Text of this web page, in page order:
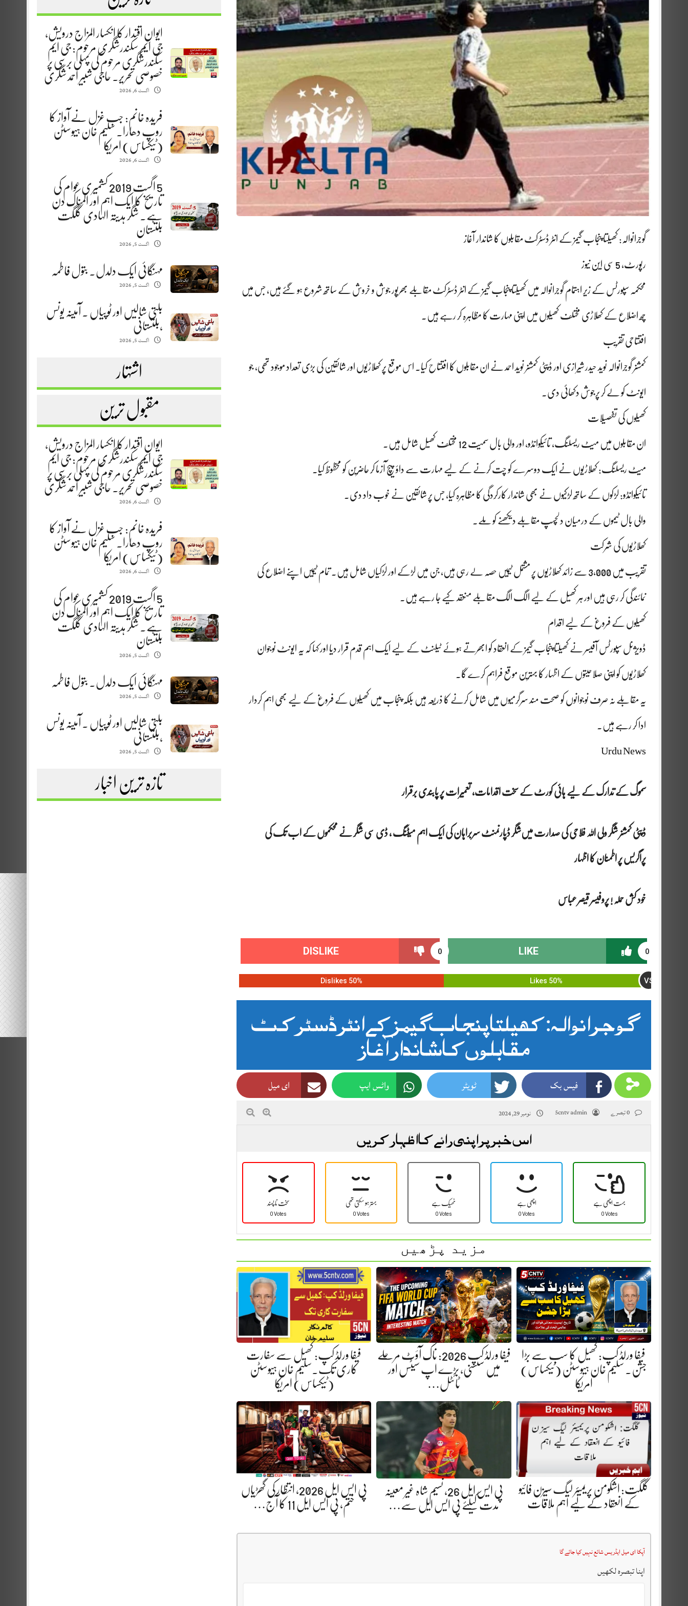
ایوانِ اقتدار کا انکسار المزاج درویش،
جی ایم سکندرشگری مرحوم: جی ایم
سکندرشگری مرحوم کی پہلی برسی پر
خصوصی تحریر. حاجی شبیر احمد شگری
اگست 6, 2026
فریدہ خانم: جب غزل نے آواز کا
روپ دھارا. سلیم خان ہیوسٹن
(ٹیکساس) امریکا
اگست 6, 2026
5 اگست 2019 کشمیری عوام کی
تاریخ کا ایک اہم اور المناک دن
ہے. شگر ہدیتہ الہادی گلگت
بلتستان
اگست 5, 2026
مہنگائی ایک دلدل. بتول فاطمہ
اگست 5, 2026
بلتی شالیں اور ٹوپیاں . آمینہ یونس
،بلتستانی
اگست 5, 2026
اشتہار
مقبول ترین
ایوانِ اقتدار کا انکسار المزاج درویش،
جی ایم سکندرشگری مرحوم: جی ایم
سکندرشگری مرحوم کی پہلی برسی پر
خصوصی تحریر. حاجی شبیر احمد شگری
اگست 6, 2026
فریدہ خانم: جب غزل نے آواز کا
روپ دھارا. سلیم خان ہیوسٹن
(ٹیکساس) امریکا
اگست 6, 2026
5 اگست 2019 کشمیری عوام کی
تاریخ کا ایک اہم اور المناک دن
ہے. شگر ہدیتہ الہادی گلگت
بلتستان
اگست 5, 2026
مہنگائی ایک دلدل. بتول فاطمہ
اگست 5, 2026
بلتی شالیں اور ٹوپیاں . آمینہ یونس
،بلتستانی
اگست 5, 2026
تازہ ترین اخبار
گوجرانوالہ: کھیلتا پنجاب گیمز کے انٹر ڈسٹرکٹ مقابلوں کا شاندار آغاز
رپورٹ، 5 سی این نیوز
محکمہ سپورٹس کے زیر اہتمام گوجرانوالہ میں کھیلتا پنجاب گیمز کے انٹر ڈسٹرکٹ مقابلے بھرپور جوش و خروش کے ساتھ شروع ہو گئے ہیں، جس میں
چھ اضلاع کے کھلاڑی مختلف کھیلوں میں اپنی مہارت کا مظاہرہ کر رہے ہیں۔
افتتاحی تقریب
کمشنر گوجرانوالہ نوید حیدر شیرازی اور ڈپٹی کمشنر نوید احمد نے ان مقابلوں کا افتتاح کیا۔ اس موقع پر کھلاڑیوں اور شائقین کی بڑی تعداد موجود تھی، جو
ایونٹ کو لے کر پرجوش دکھائی دی۔
کھیلوں کی تفصیلات
ان مقابلوں میں میٹ ریسلنگ، تائیکوانڈو، اور والی بال سمیت 12 مختلف کھیل شامل ہیں۔
میٹ ریسلنگ: کھلاڑیوں نے ایک دوسرے کو چت کرنے کے لیے مہارت سے داؤ پیچ آزما کر حاضرین کو محظوظ کیا۔
تائیکوانڈو: لڑکوں کے ساتھ لڑکیوں نے بھی شاندار کارکردگی کا مظاہرہ کیا، جس پر شائقین نے خوب داد دی۔
والی بال ٹیموں کے درمیان دلچسپ مقابلے دیکھنے کو ملے۔
کھلاڑیوں کی شرکت
تقریب میں 3,000 سے زائد کھلاڑیوں پر مشتمل ٹیمیں حصہ لے رہی ہیں، جن میں لڑکے اور لڑکیاں شامل ہیں۔ تمام ٹیمیں اپنے اضلاع کی
نمائندگی کر رہی ہیں اور ہر کھیل کے لیے الگ الگ مقابلے منعقد کیے جا رہے ہیں۔
کھیلوں کے فروغ کے لیے اقدام
ڈویژنل سپورٹس آفیسر نے کھیلتا پنجاب گیمز کے انعقاد کو ابھرتے ہوئے ٹیلنٹ کے لیے ایک اہم قدم قرار دیا اور کہا کہ یہ ایونٹ نوجوان
کھلاڑیوں کو اپنی صلاحیتوں کے اظہار کا بہترین موقع فراہم کرے گا۔
یہ مقابلے نہ صرف نوجوانوں کو صحت مند سرگرمیوں میں شامل کرنے کا ذریعہ ہیں بلکہ پنجاب میں کھیلوں کے فروغ کے لیے بھی اہم کردار
ادا کر رہے ہیں۔
Urdu News
سموگ کے تدارک کے لیے ہائی کورٹ کے سخت اقدامات، تعمیرات پر پابندی برقرار
ڈپٹی کمشنر شگر ولی اللہ فلاحی کی صدارت میں‌شگر ڈپارنمنٹ سربراہان کی ایک اہم میٹنگ ، ڈی سی شگر نے محکموں کے اب تک کی
پراگریس پر اطمنان کا اظہار
خود کش حملہ ! پروفیسر قیصر عباس
0
LIKE
0
DISLIKE
50% Likes VS
50% Dislikes
گوجرانوالہ: کھیلتا پنجاب گیمز کے انٹر ڈسٹرکٹ
مقابلوں کا شاندار آغاز
فیس بک ٹویٹر واٹس ایپ ای میل
5cntv admin نومبر 29, 2024
اس خبر پر اپنی رائے کا اظہار کریں
سخت نا پسند
0 Votes
بہتر ہو سکتی تھی
0 Votes
ٹھیک ہے
0 Votes
اچھی ہے
0 Votes
بہت اچھی ہے
0 Votes
مزید پڑھیں
فیفا ورلڈ کپ: کھیل کا سب سے بڑا
جشن. سلیم خان ہیوسٹن (ٹیکساس)
امریکا
فیفا ورلڈ کپ 2026: ناک آؤٹ مرحلے
میں سنسنی، بڑے اپ سیٹس اور
ٹائٹل…
فیفا ورلڈ کپ: کھیل سے سفارت
کاری تک۔سلیم خان ہیوسٹن
(ٹیکساس) امریکا
گلگت: اشکومن پریمیئر لیگ سیزن فائیو
کے انعقاد کے لیے اہم ملاقات
پی ایس ایل 26، نسیم شاہ غیر معینہ
مدت کیلئے پی ایس ایل سے…
پی ایس ایل 2026، انتظار کی گھڑیاں
ختم، پی ایس ایل 11 کا آج…
آپکا ای میل ایڈریس شائع نہیں کیا جائے گا
اپنا تبصرہ لکھیں